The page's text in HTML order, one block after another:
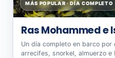
MÁS POPULAR · DÍA COMPLETO
Ras Mohammed e
Un día completo en barco por
arrecifes, snorkel, almuerzo e